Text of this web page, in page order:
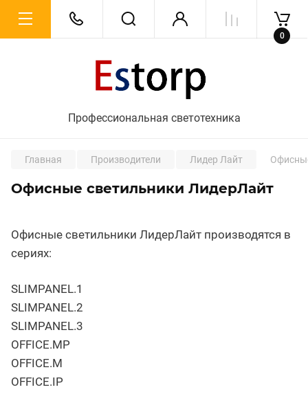
Профессиональная светотехника
0
Главная Производители Лидер Лайт
Офисные светильники ЛидерЛайт
Офисные светильники ЛидерЛайт производятся в
сериях:
SLIMPANEL.1
SLIMPANEL.2
SLIMPANEL.3
OFFICE.MP
OFFICE.M
OFFICE.IP